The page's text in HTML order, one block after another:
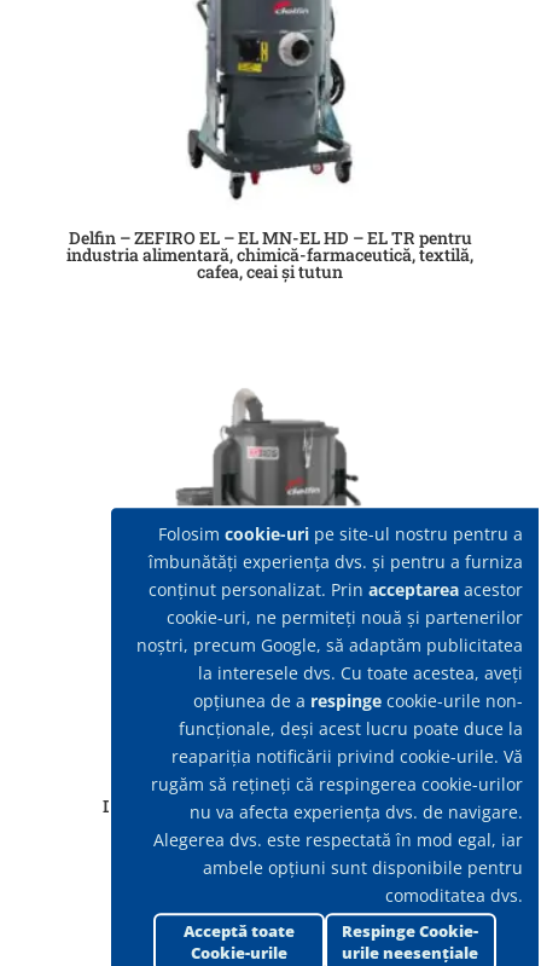
Delfin – ZEFIRO EL – EL MN-EL HD – EL TR pentru
industria alimentară, chimică-farmaceutică, textilă,
cafea, ceai și tutun
Delfin DG 50 EXP SE pentru materiale grele
Folosimcookie-uri pe site-ul nostru pentru a
îmbunătăți experiența dvs. și pentru a furniza
conținut personalizat. Prinacceptarea acestor
cookie-uri, ne permiteți nouă și partenerilor
noștri, precum Google, să adaptăm publicitatea
la interesele dvs. Cu toate acestea, aveți
opțiunea de a respinge cookie-urile non-
funcționale, deși acest lucru poate duce la
reapariția notificării privind cookie-urile. Vă
rugăm să rețineți că respingerea cookie-urilor
nu va afecta experiența dvs. de navigare.
Alegerea dvs. este respectată în mod egal, iar
ambele opțiuni sunt disponibile pentru
comoditatea dvs.
Acceptă toate
Cookie-urile
Respinge Cookie-
urile neesențiale